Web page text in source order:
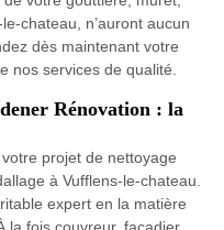
chateau, n’auront aucun
dès maintenant votre
nos services de qualité.
Rénovation : la
projet de nettoyage
à Vufflens-le-chateau.
expert en la matière